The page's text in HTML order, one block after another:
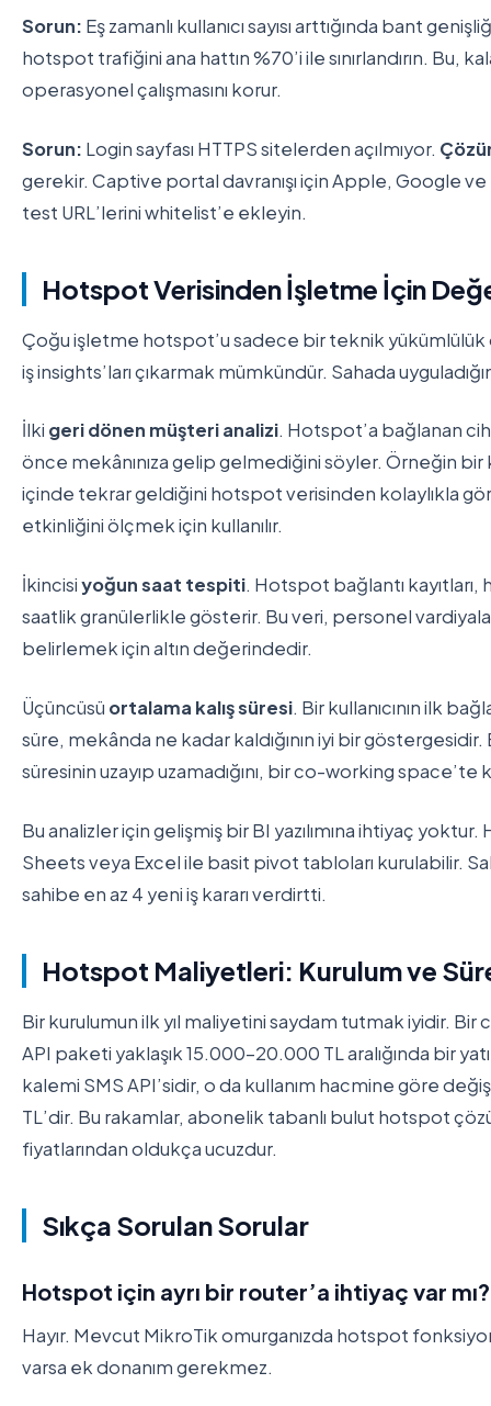
Sorun: Eş zamanlı kullanıcı sayısı arttığında bant
hotspot trafiğini ana hattın %70’i ile sınırlandırın. Bu,
operasyonel çalışmasını korur.
Sorun: Login sayfası HTTPS sitelerden açılmıyor.
gerekir. Captive portal davranışı için Apple, Google
test URL’lerini whitelist’e ekleyin.
Hotspot Verisinden İşletme İçin
Çoğu işletme hotspot’u sadece bir teknik
iş insights’ları çıkarmak mümkündür. Sahada
İlki geri dönen müşteri analizi. Hotspot’a bağlanan
önce mekânınıza gelip gelmediğini söyler. Örneğin
içinde tekrar geldiğini hotspot verisinden kolaylıkla
etkinliğini ölçmek için kullanılır.
İkincisiyoğun saat tespiti. Hotspot bağlantı
saatlik granülerlikle gösterir. Bu veri, personel
belirlemek için altın değerindedir.
Üçüncüsü ortalama kalış süresi. Bir kullanıcının ilk
süre, mekânda ne kadar kaldığının iyi bir
süresinin uzayıp uzamadığını, bir co-working space’te
Bu analizler için gelişmiş bir BI yazılımına ihtiyaç
Sheets veya Excel ile basit pivot tabloları kurulabilir.
sahibe en az 4 yeni iş kararı verdirtti.
Hotspot Maliyetleri: Kurulum ve
Bir kurulumun ilk yıl maliyetini saydam tutmak iyidir. Bir
API paketi yaklaşık 15.000-20.000 TL aralığında bir
kalemi SMS API’sidir, o da kullanım hacmine göre
TL’dir. Bu rakamlar, abonelik tabanlı bulut hotspot
fiyatlarından oldukça ucuzdur.
Sıkça Sorulan Sorular
Hotspot için ayrı bir router’a ihtiyaç var mı?
Hayır. Mevcut MikroTik omurganızda hotspot
varsa ek donanım gerekmez.